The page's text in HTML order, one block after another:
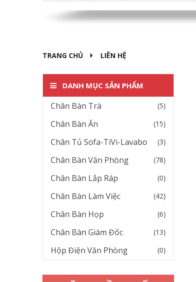
TRANG CHỦ LIÊN HỆ
DANH MỤC SẢN PHẨM
Chân Bàn Trà (5)
Chân Bàn Ăn (15)
Chân Tủ Sofa-TiVi-Lavabo (3)
Chân Bàn Văn Phòng (78)
Chân Bàn Lắp Ráp (0)
Chân Bàn Làm Việc (42)
Chân Bàn Họp (6)
Chân Bàn Giám Đốc (13)
Hộp Điện Văn Phòng (0)